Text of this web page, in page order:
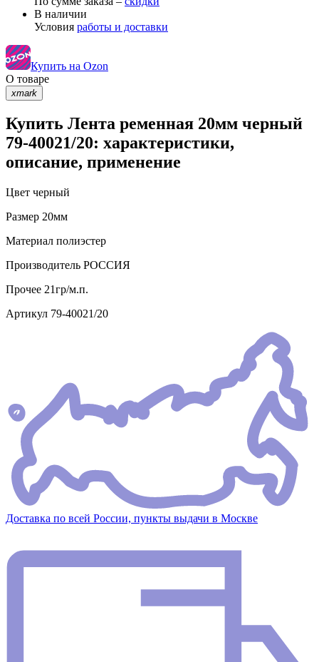
В наличии
Условия работы и доставки
Купить на Ozon
О товаре
xmark
Купить Лента ременная 20мм черный
79-40021/20: характеристики,
описание, применение
Цвет черный
Размер 20мм
Материал полиэстер
Производитель РОССИЯ
Прочее 21гр/м.п.
Артикул 79-40021/20
Доставка по всей России, пункты выдачи в Москве